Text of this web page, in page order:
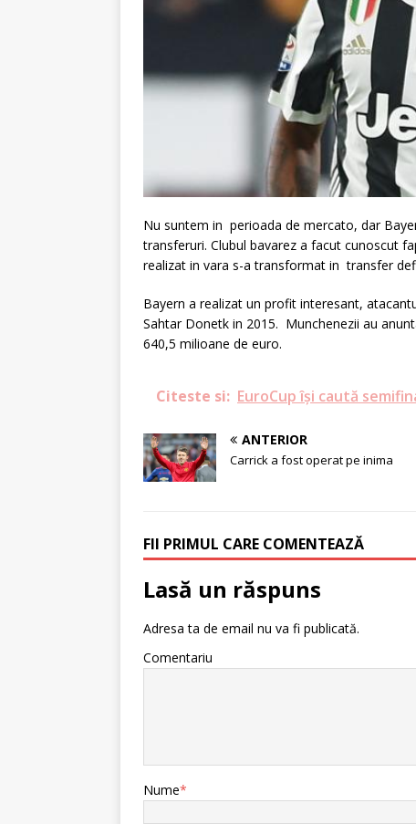
Nu suntem in perioada de mercato, dar
transferuri. Clubul bavarez a facut cunoscut
realizat in vara s-a transformat in transfer
Bayern a realizat un profit interesant,
Sahtar Donetk in 2015. Munchenezii au
640,5 milioane de euro.
Citeste si: EuroCup își caută
ANTERIOR
Carrick a fost operat pe inima
FII PRIMUL CARE COMENTEAZĂ
Lasă un răspuns
Adresa ta de email nu va fi publicată.
Comentariu
Nume*